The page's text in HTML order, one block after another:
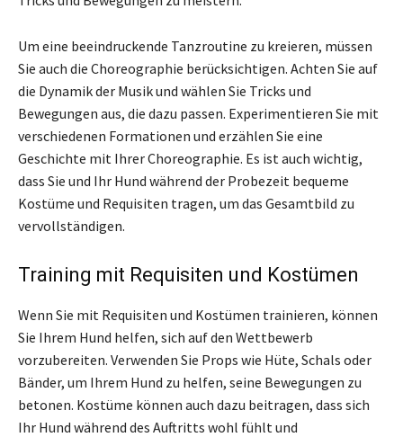
Um eine beeindruckende Tanzroutine zu kreieren, müssen
Sie auch die Choreographie berücksichtigen. Achten Sie auf
die Dynamik der Musik und wählen Sie Tricks und
Bewegungen aus, die dazu passen. Experimentieren Sie mit
verschiedenen Formationen und erzählen Sie eine
Geschichte mit Ihrer Choreographie. Es ist auch wichtig,
dass Sie und Ihr Hund während der Probezeit bequeme
Kostüme und Requisiten tragen, um das Gesamtbild zu
vervollständigen.
Training mit Requisiten und Kostümen
Wenn Sie mit Requisiten und Kostümen trainieren, können
Sie Ihrem Hund helfen, sich auf den Wettbewerb
vorzubereiten. Verwenden Sie Props wie Hüte, Schals oder
Bänder, um Ihrem Hund zu helfen, seine Bewegungen zu
betonen. Kostüme können auch dazu beitragen, dass sich
Ihr Hund während des Auftritts wohl fühlt und